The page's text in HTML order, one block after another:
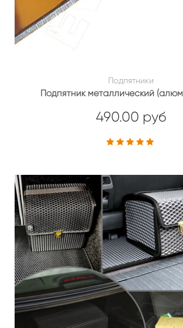
Подпятники
Подпятник металлический
490.00 руб